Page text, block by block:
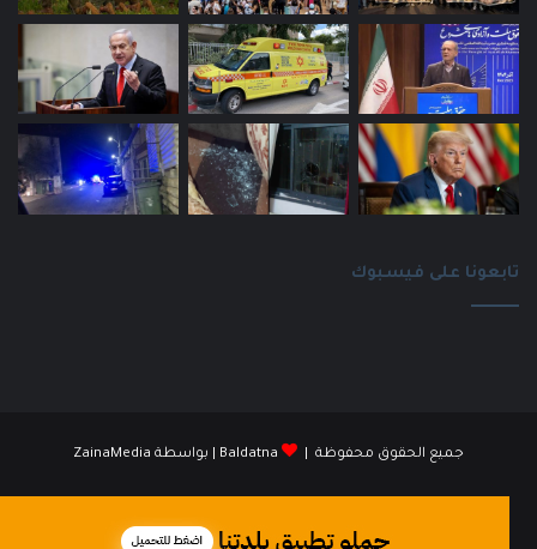
تابعونا على فيسبوك
جميع الحقوق محفوظة | Baldatna | بواسطة ZainaMedia